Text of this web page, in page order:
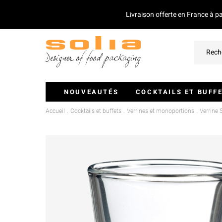
Livraison offerte en France à
NOUVEAUTÉS COCKTAILS ET
Verrines Et Monoportions
Couvercles Pour Plateaux
Saladiers
Accueil Cocktails et buffets Verrines et monoportions Verrine